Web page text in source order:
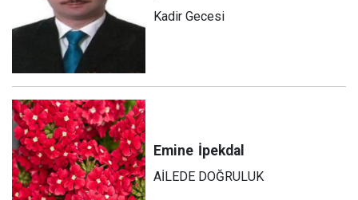
Kadir Gecesi
Emine İpekdal
AİLEDE DOĞRULUK